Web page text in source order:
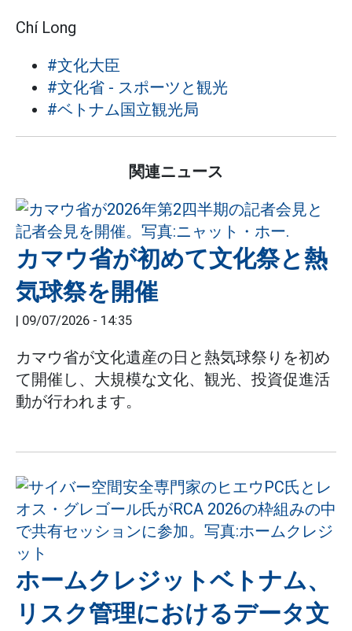
Chí Long
#文化大臣
#文化省 - スポーツと観光
#ベトナム国立観光局
関連ニュース
カマウ省が初めて文化祭と熱
気球祭を開催
| 09/07/2026 - 14:35
カマウ省が文化遺産の日と熱気球祭りを初め
て開催し、大規模な文化、観光、投資促進活
動が行われます。
ホームクレジットベトナム、
リスク管理におけるデータ文